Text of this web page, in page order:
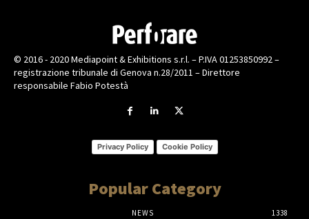
© 2016 - 2020 Mediapoint & Exhibitions s.r.l. – P.IVA 01253850992 –
registrazione tribunale di Genova n.28/2011 – Direttore
responsabile Fabio Potestà
Privacy Policy Cookie Policy
Popular Category
NEWS
1338